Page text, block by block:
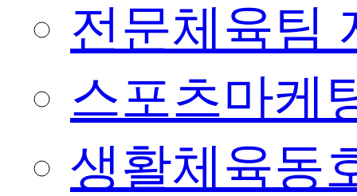
전문체육팀
스포츠마케
생활체육동